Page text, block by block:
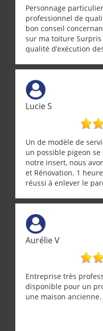
Personnage
professionnel de
bon conseil
sur ma toiture Surpris
qualité d’exécution
Lucie S
Un de modèle de
un possible pigeon
notre insert, nous
et Rénovation. 1
réussi à enlever le
tourterelle et s’est
l’oiseau jusqu’à ce
puisse s’envoler.
ramonage de notre
grande propreté,
nombreux conseils
entrepreneur comme
Encore un grand
Aurélie V
Entreprise très
disponible pour un
une maison ancienne.